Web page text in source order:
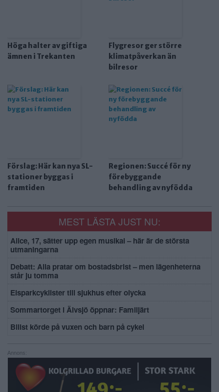
Höga halter av giftiga
ämnen i Trekanten
Flygresor ger större
klimatpåverkan än
bilresor
Förslag: Här kan nya SL-
stationer byggas i
framtiden
Regionen: Succé för ny
förebyggande
behandling av nyfödda
MEST LÄSTA JUST NU:
Alice, 17, sätter upp egen musikal – här är de största
utmaningarna
Debatt: Alla pratar om bostadsbrist – men lägenheterna
står ju tomma
Elsparkcyklister till sjukhus efter olycka
Sommartorget i Älvsjö öppnar: Familjärt
Bilist körde på vuxen och barn på cykel
Annons: